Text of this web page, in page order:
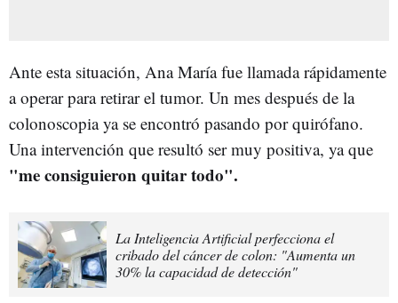
Ante esta situación, Ana María fue llamada rápidamente
a operar para retirar el tumor. Un mes después de la
colonoscopia ya se encontró pasando por quirófano.
Una intervención que resultó ser muy positiva, ya que
"me consiguieron quitar todo".
La Inteligencia Artificial perfecciona el
cribado del cáncer de colon: "Aumenta un
30% la capacidad de detección"